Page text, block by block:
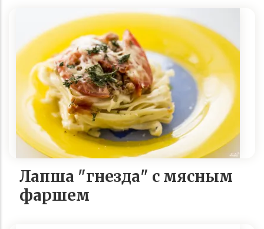
Лапша "гнезда" с мясным
фаршем